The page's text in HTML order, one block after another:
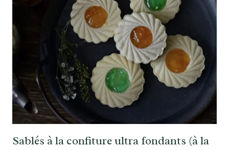
Sablés à la confiture ultra fondants (à la